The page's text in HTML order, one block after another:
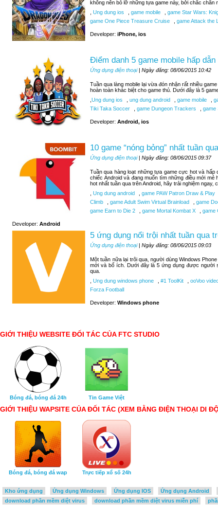
không nên bỏ lỡ những tựa game này, bởi chắc chắn
Ung dung ios game mobile
game Star Wars:
game One Piece Treasure Cruise
game Attack the
Developer: iPhone, ios
Điểm danh 5 game mobile hấp
Ứng dụng điện thoại| Ngày đăng: 08/06/2015 10:42
Tuần qua làng mobile lại vừa đón nhận rất nhiều
hoàn toàn khác biệt cho game thủ. Dưới đây là 5
Ung dung ios ung dung android game mobile
Tiki Taka Soccer
game Dungeon Trackers game
Developer: Android, ios
10 game “nóng bỏng” nhất tuần
Ứng dụng điện thoại| Ngày đăng: 08/06/2015 09:37
Tuần qua hàng loạt những tựa game cực hot và hấp
chiếc Android và đang muốn tìm những điều mới
hot nhất tuần qua trên Android, hãy trải nghiệm ngay,
Ung dung android
game PAW Patron Draw & Play
Climb
game Adult Swim Virtual Brainload
game
game Earn to Die 2
game Mortal Kombat X game
Developer: Android
5 ứng dụng nổi trội nhất tuần qua
Ứng dụng điện thoại| Ngày đăng: 08/06/2015 09:03
Một tuần nữa lại trôi qua, người dùng Windows
mới và bổ ích. Dưới đây là 5 ứng dụng được người
qua.
Ung dung windows phone #1 ToolKit
ooVoo
Forza Football
Developer: Windows phone
GIỚI THIỆU WEBSITE ĐỐI TÁC CỦA FTC STUDIO
Bóng đá, bóng đá 24h Tin Game Việt
GIỚI THIỆU WAPSITE CỦA ĐỐI TÁC (XEM BẰNG ĐIỆN THOẠI DI
Bóng đá, bóng đá wap Trực tiếp xổ số 24h
Kho ứng dụng Ứng dụng Windows Ứng dụng IOS
Ứng dụng Android
download phần mềm diệt virus
download phần mềm diệt virus miễn phí